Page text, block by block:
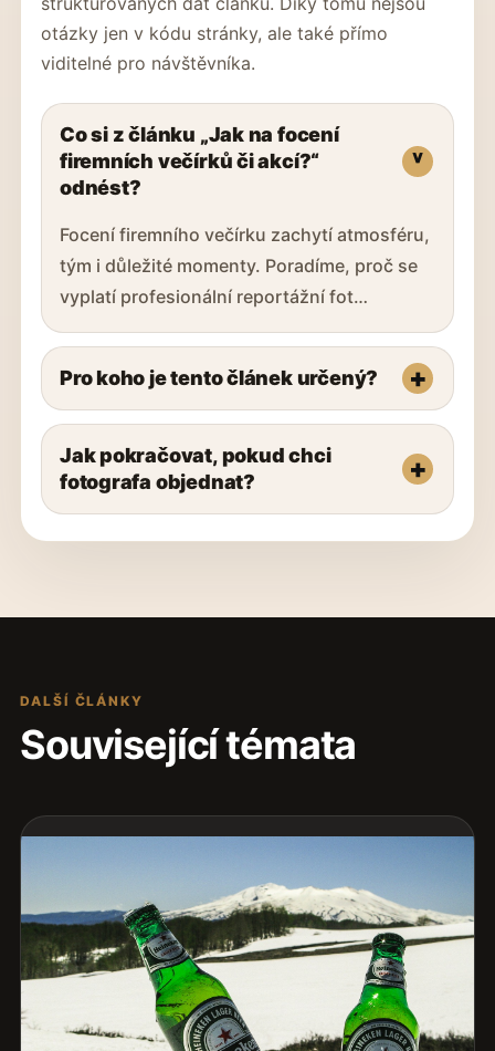
otázky jen v kódu stránky, ale také přímo
viditelné pro návštěvníka.
Co si z článku „Jak na focení
firemních večírků či akcí?“
odnést?
Focení firemního večírku zachytí atmosféru,
tým i důležité momenty. Poradíme, proč se
vyplatí profesionální reportážní fot…
Pro koho je tento článek určený?
Jak pokračovat, pokud chci
fotografa objednat?
DALŠÍ ČLÁNKY
Související témata